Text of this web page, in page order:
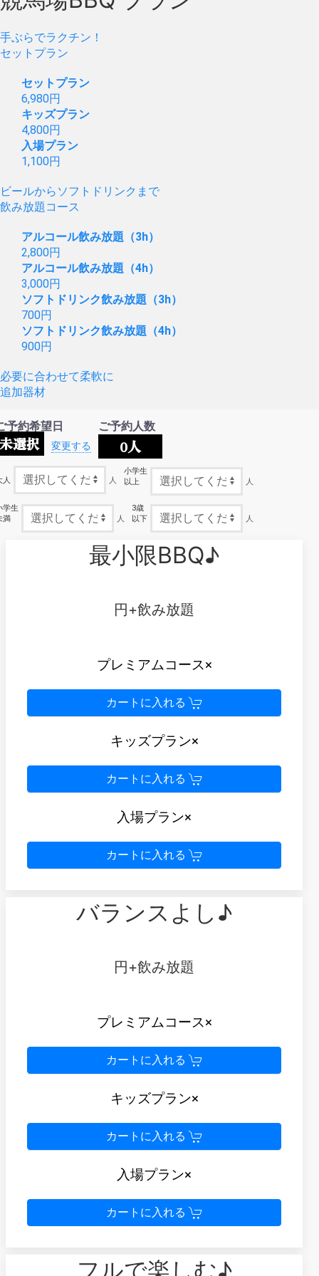
手ぶらでラクチン！
セットプラン
セットプラン
6,980円
キッズプラン
4,800円
入場プラン
1,100円
ビールからソフトドリンクまで
飲み放題コース
アルコール飲み放題（3h）
2,800円
アルコール飲み放題（4h）
3,000円
ソフトドリンク飲み放題（3h）
700円
ソフトドリンク飲み放題（4h）
900円
必要に合わせて柔軟に
追加器材
予約希望日
未選択 変更する
ご予約人数
0人
人 人
小学生
以上
人
学生
満
人
3歳
以下
人
最小限BBQ♪
円+飲み放題
プレミアムコース×
カートに入れる
キッズプラン×
カートに入れる
入場プラン×
カートに入れる
バランスよし♪
円+飲み放題
プレミアムコース×
カートに入れる
キッズプラン×
カートに入れる
入場プラン×
カートに入れる
フルで楽しむ♪